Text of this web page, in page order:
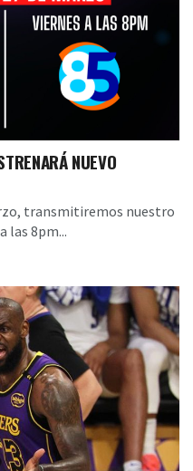
NUEVO
transmitiremos nuestro
las 8pm...